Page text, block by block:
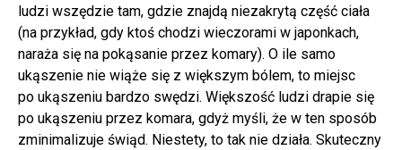
ludzi wszędzie tam, gdzie znajdą niezakrytą część ciała
(na przykład, gdy ktoś chodzi wieczorami w japonkach,
naraża się na pokąsanie przez komary). O ile samo
ukąszenie nie wiąże się z większym bólem, to miejsc
po ukąszeniu bardzo swędzi. Większość ludzi drapie się
po ukąszeniu przez komara, gdyż myśli, że w ten sposób
zminimalizuje świąd. Niestety, to tak nie działa. Skuteczny